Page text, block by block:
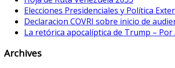
Elecciones Presidenciales y Política
Declaracion COVRI sobre inicio de
La retórica apocalíptica de Trump –
Archives